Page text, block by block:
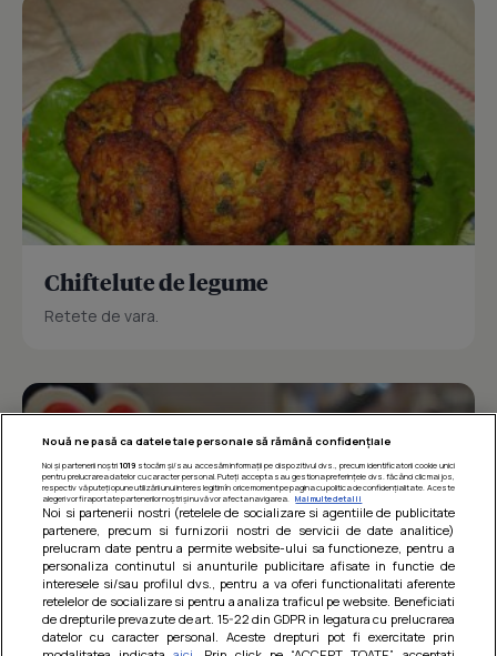
Chiftelute de legume
Retete de vara.
Nouă ne pasă ca datele tale personale să rămână confidențiale
Noi și partenerii noștri 1019stocăm și/sau accesăm informații pe dispozitivul dvs., precum identificatorii cookie unici
pentru prelucrarea datelor cu caracter personal. Puteți accepta sau gestiona preferințele dvs. făcând clic mai jos,
respectiv vă puteți opune utilizării unui interes legitim în orice moment pe pagina cu politica de confidențialitate. Aceste
alegeri vor fi raportate partenerilor noștri și nu vă vor afecta navigarea.
Mai multe detalii
Noi si partenerii nostri (retelele de socializare si agentiile de publicitate
partenere, precum si furnizorii nostri de servicii de date analitice)
prelucram date pentru a permite website-ului sa functioneze, pentru a
personaliza continutul si anunturile publicitare afisate in functie de
interesele si/sau profilul dvs., pentru a va oferi functionalitati aferente
retelelor de socializare si pentru a analiza traficul pe website. Beneficiati
de drepturile prevazute de art. 15-22 din GDPR in legatura cu prelucrarea
datelor cu caracter personal. Aceste drepturi pot fi exercitate prin